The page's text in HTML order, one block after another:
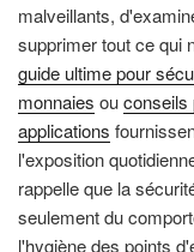
malveillants,
supprimer tout ce qui
guide ultime pour
monnaies ouconseils
applications
l'exposition
rappelle que la
seulement du
l'hygiène des points